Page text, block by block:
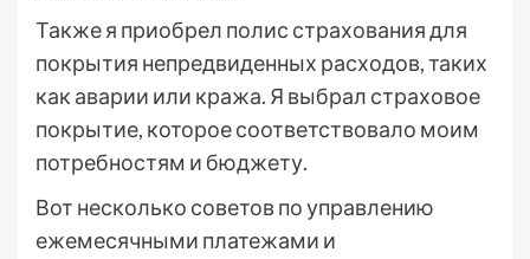
Также я приобрел полис страхования для
покрытия непредвиденных расходов, таких
как аварии или кража. Я выбрал страховое
покрытие, которое соответствовало моим
потребностям и бюджету.
Вот несколько советов по управлению
ежемесячными платежами и